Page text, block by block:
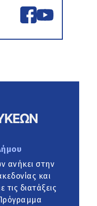
ανήκει στην
και
διατάξεις